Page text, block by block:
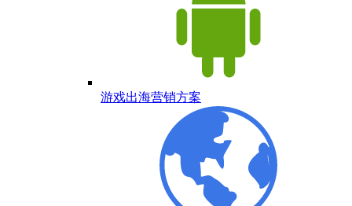
游戏出海营销方案